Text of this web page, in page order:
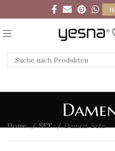
Home SET Damen-Sets